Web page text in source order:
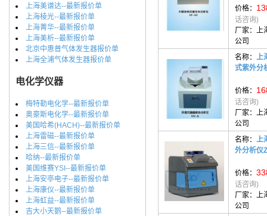
上海美谱达--最新报价单
上海棱光--最新报价单
上海菁华--最新报价单
上海美析--最新报价单
北京中惠普气体发生器报价单
上海全浦气体发生器报价单
电化学仪器
梅特勒电化学--最新报价单
奥豪斯电化学--最新报价单
美国哈希(HACH)--最新报价单
上海雷磁--最新报价单
上海三信--最新报价单
哈纳--最新报价单
美国维赛YSI--最新报价单
上海安亭电子--最新报价单
上海康仪--最新报价单
上海虹益--最新报价单
吉大小天鹅--最新报价单
价格：
话咨询)
厂家： 上
公司
名称： 上
式紫外分
价格：
话咨询)
厂家： 上
公司
名称： 上
外分析仪
价格：
话咨询)
厂家： 上
公司